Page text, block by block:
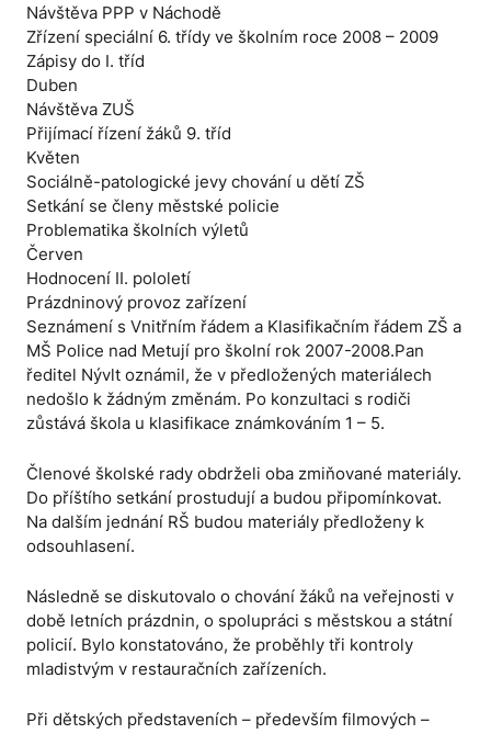
Návštěva PPP v Náchodě
Zřízení speciální 6. třídy ve školním roce 2008 – 2009
Zápisy do I. tříd
Duben
Návštěva ZUŠ
Přijímací řízení žáků 9. tříd
Květen
Sociálně-patologické jevy chování u dětí ZŠ
Setkání se členy městské policie
Problematika školních výletů
Červen
Hodnocení II. pololetí
Prázdninový provoz zařízení
Seznámení s Vnitřním řádem a Klasifikačním řádem ZŠ a
MŠ Police nad Metují pro školní rok 2007-2008.Pan
ředitel Nývlt oznámil, že v předložených materiálech
nedošlo k žádným změnám. Po konzultaci s rodiči
zůstává škola u klasifikace známkováním 1 – 5.
Členové školské rady obdrželi oba zmiňované materiály.
Do příštího setkání prostudují a budou připomínkovat.
Na dalším jednání RŠ budou materiály předloženy k
odsouhlasení.
Následně se diskutovalo o chování žáků na veřejnosti v
době letních prázdnin, o spolupráci s městskou a státní
policií. Bylo konstatováno, že proběhly tři kontroly
mladistvým v restauračních zařízeních.
Při dětských představeních – především filmových –